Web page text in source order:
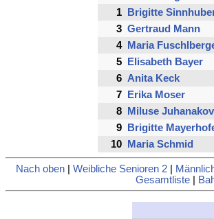
1 Brigitte
3 Gertraud Mann
4 Maria
5 Elisabeth Bayer
6 Anita Keck
7 Erika Moser
8 Miluse
9 Brigitte
10 Maria Schmid
Nach oben| Weibliche Senioren 2|
Gesamtliste|